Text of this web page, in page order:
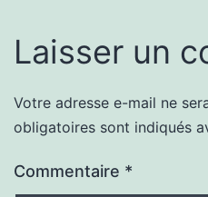
Laisser un
Votre adresse e-mail ne
obligatoires sont indiqués
Commentaire *